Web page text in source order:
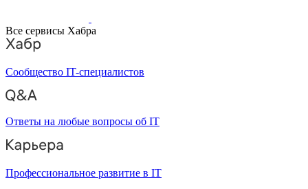
Все сервисы Хабра
Сообщество IT-специалистов
Ответы на любые вопросы об IT
Профессиональное развитие в IT